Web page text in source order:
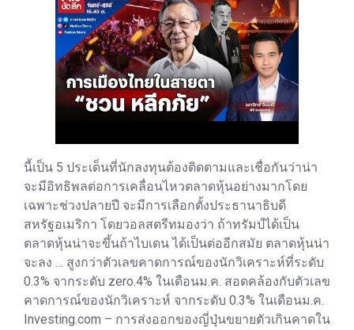
นี้เป็น 5 ประเด็นที่นักลงทุนต้องติดตามและเชื่อกันว่าน่า
จะมีอิทธิพลต่อการเคลื่อนไหวตลาดหุ้นอย่างมากโดย
เฉพาะช่วงปลายปี จะมีการเลือกตั้งประธานาธิบดี
สหรัฐอเมริกา โดยวอลสตรีทมองว่า ถ้าทรัมป์ได้เป็น
ตลาดหุ้นน่าจะขึ้นถ้าไบเดน ได้เป็นต่ออีกสมัย ตลาดหุ้นน่า
จะลง … สูงกว่าตัวเลขคาดการณ์ของนักวิเคราะห์ที่ระดับ
0.3% จากระดับ zero.4% ในเดือนม.ค. สอดคล้องกับตัวเลข
คาดการณ์ของนักวิเคราะห์ จากระดับ 0.3% ในเดือนม.ค.
Investing.com – การส่งออกของญี่ปุ่นขยายตัวเกินคาดใน